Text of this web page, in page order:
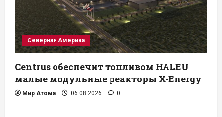
Северная Америка
Centrus обеспечит топливом HALEU
малые модульные реакторы X-Energy
Мир Атома 06.08.2026 0